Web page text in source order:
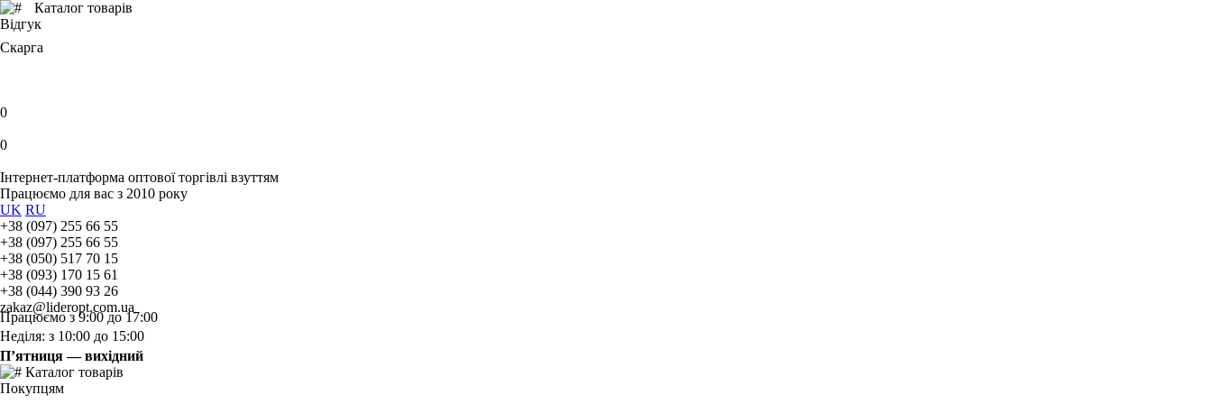
Каталог товарів
Відгук
Скарга
0
0
Інтернет-платформа оптової торгівлі взуттям
Працюємо для вас з 2010 року
UK RU
+38 (097) 255 66 55
+38 (097) 255 66 55
+38 (050) 517 70 15
+38 (093) 170 15 61
+38 (044) 390 93 26
zakaz@lideropt.com.ua
Працюємо з 9:00 до 17:00
Неділя: з 10:00 до 15:00
П’ятниця — вихідний
Каталог товарів
Покупцям